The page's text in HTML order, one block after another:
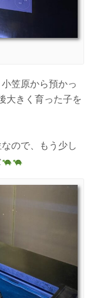
笠原から預かっ
大きく育った子を
ので、もう少し